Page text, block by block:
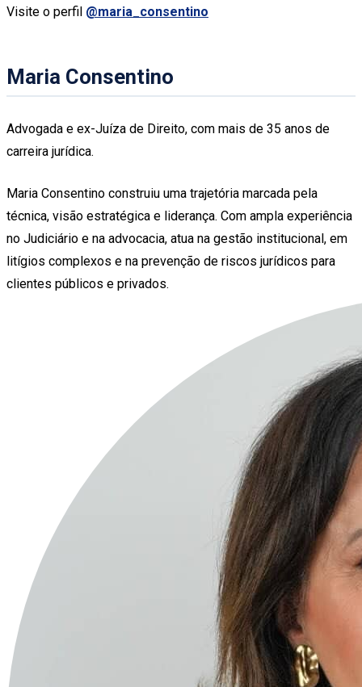
Visite o perfil @maria_consentino
Maria Consentino
Advogada e ex-Juíza de Direito, com mais de 35 anos de
carreira jurídica.
Maria Consentino construiu uma trajetória marcada pela
técnica, visão estratégica e liderança. Com ampla experiência
no Judiciário e na advocacia, atua na gestão institucional, em
litígios complexos e na prevenção de riscos jurídicos para
clientes públicos e privados.